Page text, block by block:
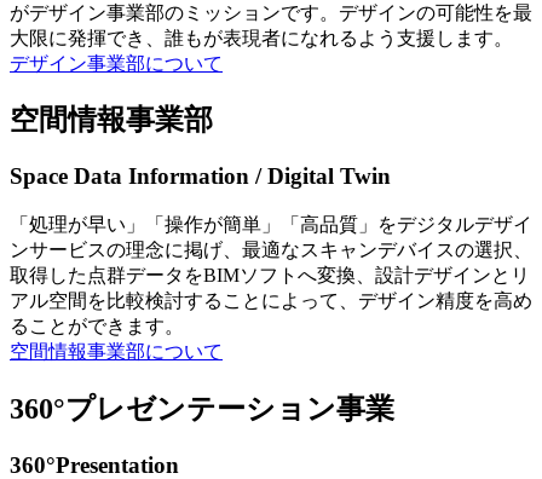
がデザイン事業部のミッションです。デザインの可能性を最
大限に発揮でき、誰もが表現者になれるよう支援します。
デザイン事業部について
空間情報事業部
Space Data Information / Digital Twin
「処理が早い」「操作が簡単」「高品質」をデジタルデザイ
ンサービスの理念に掲げ、最適なスキャンデバイスの選択、
取得した点群データをBIMソフトへ変換、設計デザインとリ
アル空間を比較検討することによって、デザイン精度を高め
ることができます。
空間情報事業部について
360°プレゼンテーション事業
360°Presentation